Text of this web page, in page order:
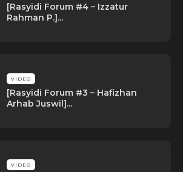
[Rasyidi Forum #4 – Izzatur
Rahman P.]...
VIDEO
[Rasyidi Forum #3 – Hafizhan
Arhab Juswil]...
VIDEO